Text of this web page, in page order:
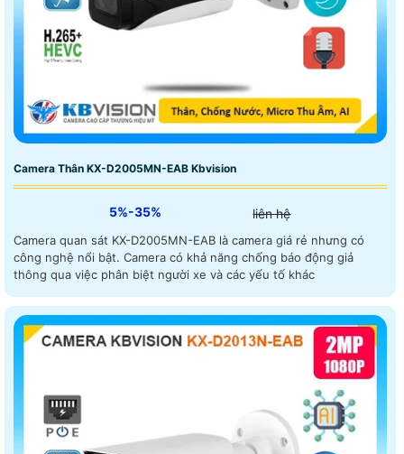
Camera Thân KX-D2005MN-EAB Kbvision
5%-35% liên hệ
Camera quan sát KX-D2005MN-EAB là camera giá rẻ nhưng có
công nghệ nổi bật. Camera có khả năng chống báo động giả
thông qua việc phân biệt người xe và các yếu tố khác